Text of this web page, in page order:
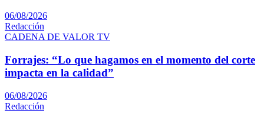
06/08/2026
Redacción
CADENA DE VALOR TV
Forrajes: “Lo que hagamos en el momento del corte
impacta en la calidad”
06/08/2026
Redacción